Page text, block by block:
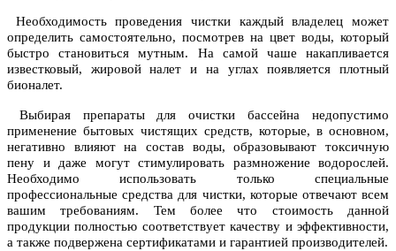
Необходимость проведения чистки каждый владелец может
определить самостоятельно, посмотрев на цвет воды, который
быстро становиться мутным. На самой чаше накапливается
известковый, жировой налет и на углах появляется плотный
бионалет.
Выбирая препараты для очистки бассейна недопустимо
применение бытовых чистящих средств, которые, в основном,
негативно влияют на состав воды, образовывают токсичную
пену и даже могут стимулировать размножение водорослей.
Необходимо использовать только специальные
профессиональные средства для чистки, которые отвечают всем
вашим требованиям. Тем более что стоимость данной
продукции полностью соответствует качеству и эффективности,
а также подвержена сертификатами и гарантией производителей.